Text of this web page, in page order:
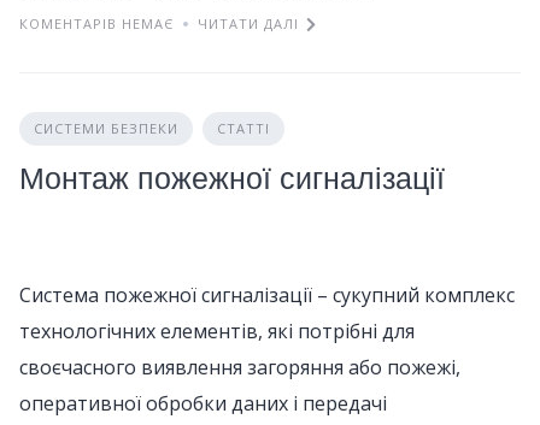
КОМЕНТАРІВ НЕМАЄ
ЧИТАТИ ДАЛІ
СИСТЕМИ БЕЗПЕКИ СТАТТІ
Монтаж пожежної сигналізації
Система пожежної сигналізації – сукупний комплекс
технологічних елементів, які потрібні для
своєчасного виявлення загоряння або пожежі,
оперативної обробки даних і передачі